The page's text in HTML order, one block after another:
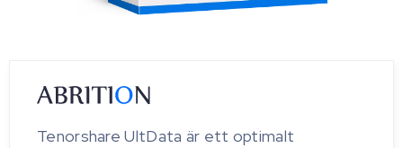
Tenorshare UltData är ett optimalt